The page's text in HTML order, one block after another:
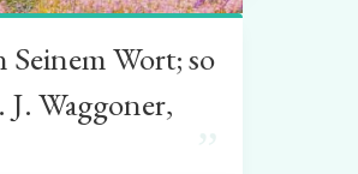
Wort; so
Waggoner,